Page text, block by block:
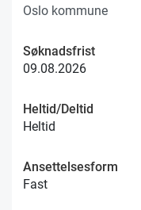
Oslo kommune
Søknadsfrist
09.08.2026
Heltid/Deltid
Heltid
Ansettelsesform
Fast